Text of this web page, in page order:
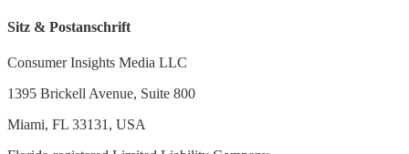
Sitz & Postanschrift
Consumer Insights Media LLC
1395 Brickell Avenue, Suite 800
Miami, FL 33131, USA